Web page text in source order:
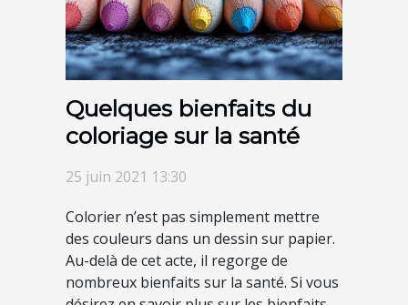
Quelques bienfaits du
coloriage sur la santé
25 juin 2021 13:30
Colorier n’est pas simplement mettre
des couleurs dans un dessin sur papier.
Au-delà de cet acte, il regorge de
nombreux bienfaits sur la santé. Si vous